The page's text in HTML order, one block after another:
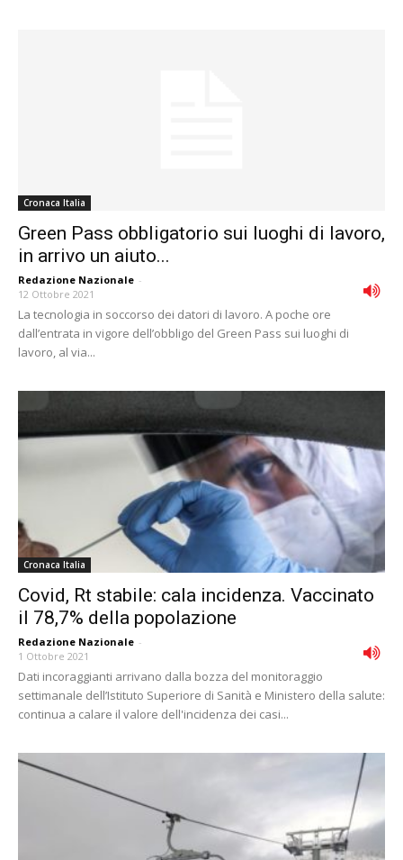
Cronaca Italia
Green Pass obbligatorio sui luoghi di lavoro,
in arrivo un aiuto...
Redazione Nazionale -
12 Ottobre 2021
La tecnologia in soccorso dei datori di lavoro. A poche ore
dall’entrata in vigore dell’obbligo del Green Pass sui luoghi di
lavoro, al via...
Cronaca Italia
Covid, Rt stabile: cala incidenza. Vaccinato
il 78,7% della popolazione
Redazione Nazionale -
1 Ottobre 2021
Dati incoraggianti arrivano dalla bozza del monitoraggio
settimanale dell’Istituto Superiore di Sanità e Ministero della salute:
continua a calare il valore dell'incidenza dei casi...